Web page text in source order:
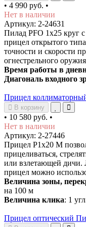
• 4 990 руб. •
Нет в наличии
Артикул: 2-24631
Пилад PFO 1х25 круг
прицел открытого
точности и скорости
огнестрельного
Время работы в
Диагональ входного
Прицел
В корзину
• 10 580 руб. •
Нет в наличии
Артикул: 2-27446
Прицел Р1х20 М
прицеливаться,
или взлетающей дичи.
прицел можно
Величина зоны,
на 100 м
Величина клика: 1
Прицел оптический